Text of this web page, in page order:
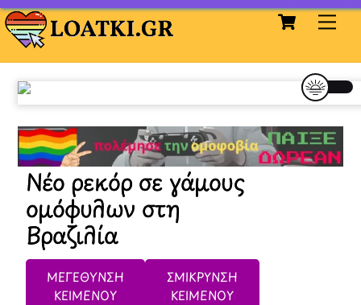
Skip
to
content
Cart
Νέο ρεκόρ σε γάμους
ομόφυλων στη
Βραζιλία
ΜΕΓΕΘΥΝΣΗ
ΚΕΙΜΕΝΟΥ
ΣΜΙΚΡΥΝΣΗ
ΚΕΙΜΕΝΟΥ